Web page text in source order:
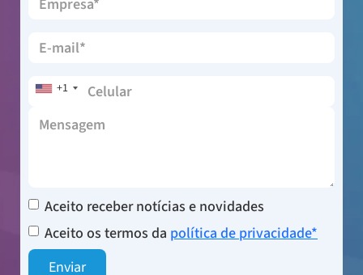
+1
Aceito receber notícias e novidades
Aceito os termos da política de privacidade*